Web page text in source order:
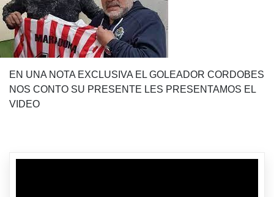
EN UNA NOTA EXCLUSIVA EL GOLEADOR CORDOBES
NOS CONTO SU PRESENTE LES PRESENTAMOS EL
VIDEO